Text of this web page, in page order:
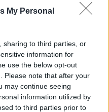
My Personal
sharing to third parties, or
information for
use the below opt-out
Please note that after your
may continue seeing
information utilized by
to third parties prior to
afatgjatë